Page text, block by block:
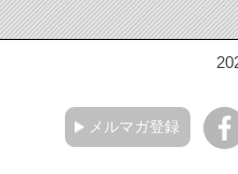
メルマガ登録